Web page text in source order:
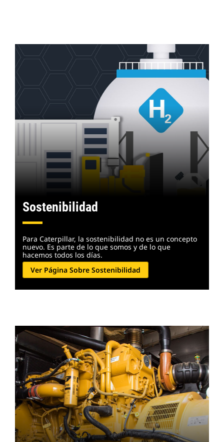
Sostenibilidad
Para Caterpillar, la sostenibilidad no es un concepto
nuevo. Es parte de lo que somos y de lo que
hacemos todos los días.
Ver Página Sobre Sostenibilidad